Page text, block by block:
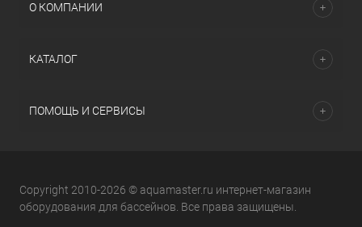
О КОМПАНИИ
КАТАЛОГ
ПОМОЩЬ И СЕРВИСЫ
Copyright 2010-2026 © aquamaster.ru интернет-магазин
оборудования для бассейнов. Все права защищены.